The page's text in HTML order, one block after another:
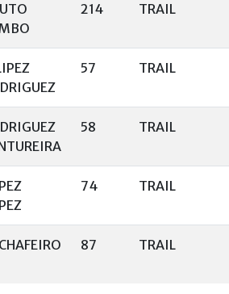
214 TRAIL
57 TRAIL
58 TRAIL
74 TRAIL
87 TRAIL